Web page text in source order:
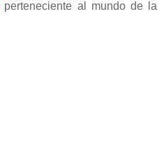
perteneciente al mundo de la